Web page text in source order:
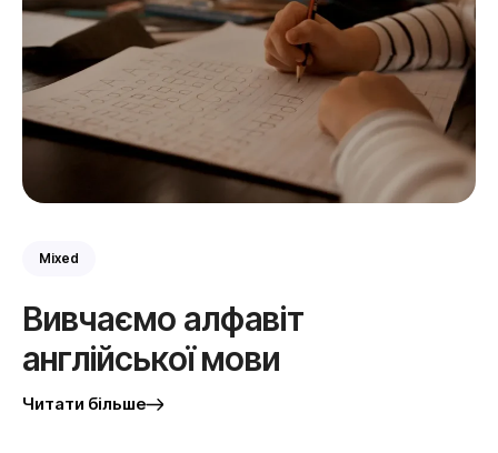
Mixed
Вивчаємо алфавіт
англійської мови
Читати більше